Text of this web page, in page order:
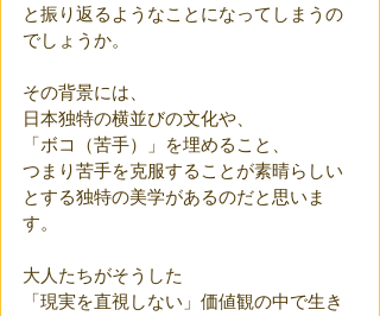
と振り返るようなことになってしまうの
でしょうか。
その背景には、
日本独特の横並びの文化や、
「ボコ（苦手）」を埋めること、
つまり苦手を克服することが素晴らしい
とする独特の美学があるのだと思いま
す。
大人たちがそうした
「現実を直視しない」価値観の中で生き